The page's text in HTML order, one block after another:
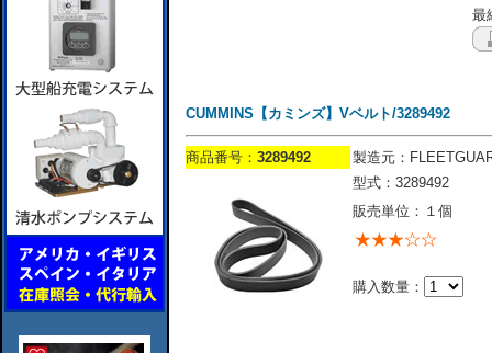
最
CUMMINS【カミンズ】Vベルト/3289492
商品番号： 3289492
製造元：
型式：3289492
販売単位：１個
購入数量：